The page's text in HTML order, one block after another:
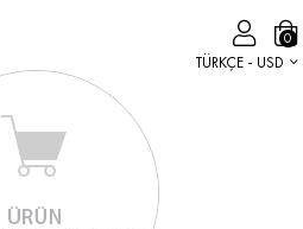
TÜRKÇE - USD
0